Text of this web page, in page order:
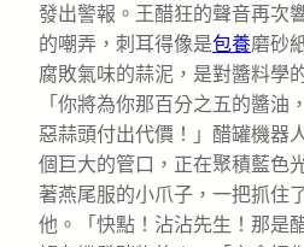
發出警報。王醋狂的聲音再次
的嘲弄，刺耳得像是包養磨砂
腐敗氣味的蒜泥，是對醬料學
「你將為你那百分之五的醬油
惡蒜頭付出代價！」醋罐機器
個巨大的管口，正在聚積藍色
著燕尾服的小爪子，一把抓住
他。「快點！沾沾先生！那是